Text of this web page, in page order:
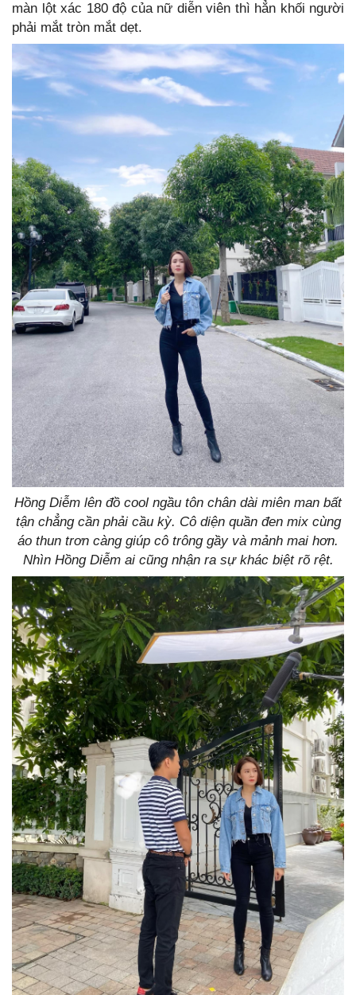
màn lột xác 180 độ của nữ diễn viên thì hẳn khối người
phải mắt tròn mắt dẹt.
Hồng Diễm lên đồ cool ngầu tôn chân dài miên man bất
tận chẳng cần phải cầu kỳ. Cô diện quần đen mix cùng
áo thun trơn càng giúp cô trông gầy và mảnh mai hơn.
Nhìn Hồng Diễm ai cũng nhận ra sự khác biệt rõ rệt.